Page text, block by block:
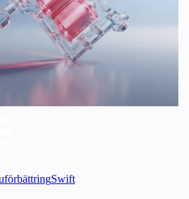
Swift